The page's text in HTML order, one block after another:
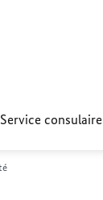
Service consulaire